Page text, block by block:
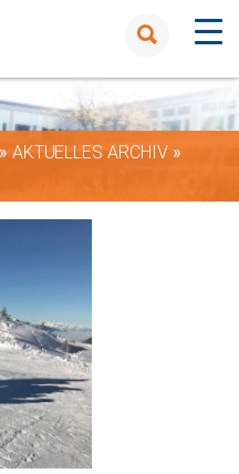
» AKTUELLES ARCHIV»